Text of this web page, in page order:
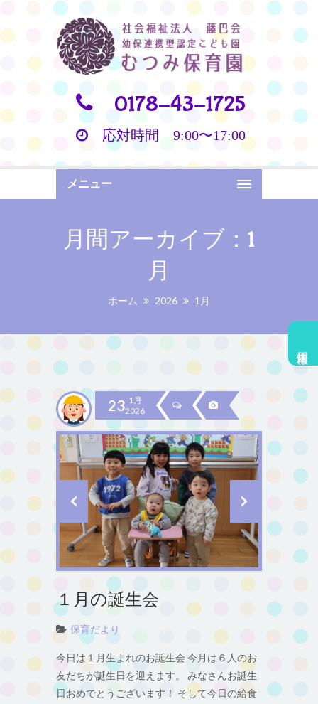
0178-43-1725
応対時間 9:00〜17:00
メニュー
月間アーカイブ：1
月
ホーム 2026 1月
23 1月
2026
１月の誕生会
保育だより
今日は１月生まれのお誕生会 今月は６人のお
友だちが誕生日を迎えます。 みなさんお誕生
日おめでとうございます！ そして今日の給食